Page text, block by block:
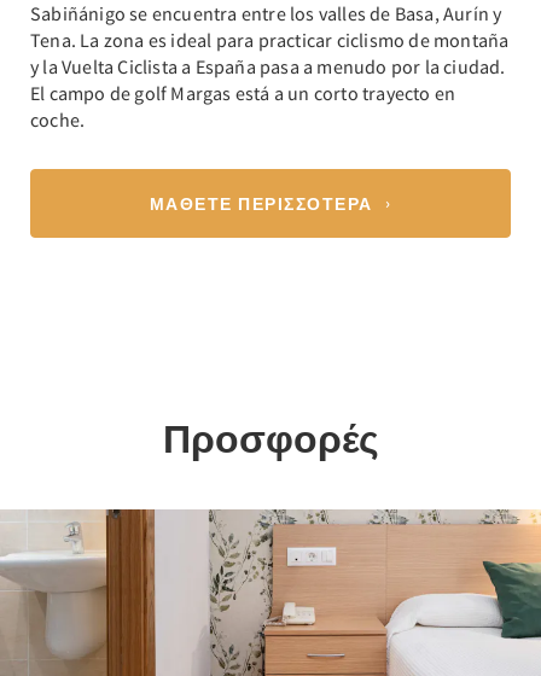
Sabiñánigo se encuentra entre los valles de Basa, Aurín y
Tena. La zona es ideal para practicar ciclismo de montaña
y la Vuelta Ciclista a España pasa a menudo por la ciudad.
El campo de golf Margas está a un corto trayecto en
coche.
ΜΆΘΕΤΕ ΠΕΡΙΣΣΌΤΕΡΑ
Προσφορές